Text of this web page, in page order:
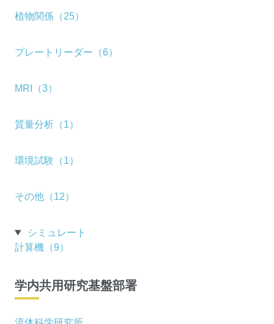
植物関係（25）
プレートリーダー（6）
MRI（3）
質量分析（1）
環境試験（1）
その他（12）
シミュレート
計算機（9）
学内共用研究基盤部署